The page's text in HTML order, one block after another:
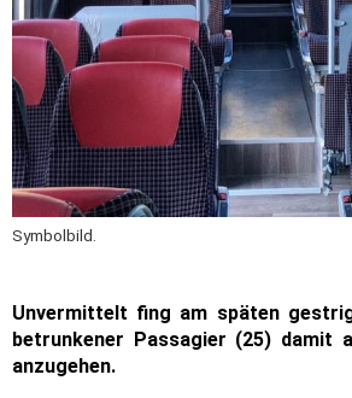
Symbolbild.
Unvermittelt fing am späten
betrunkener Passagier (25) damit
anzugehen.